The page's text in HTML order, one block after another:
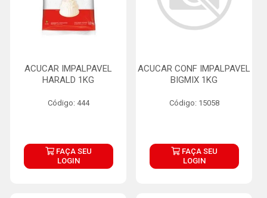
ACUCAR IMPALPAVEL
HARALD 1KG
Código: 444
FAÇA SEU
LOGIN
ACUCAR CONF IMPALPAVEL
BIGMIX 1KG
Código: 15058
FAÇA SEU
LOGIN